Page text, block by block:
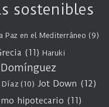
sostenibles
Paz en el Mediterráneo (9)
(11) Haruki
Díaz (10) Jot Down (12)
hipotecario (11)